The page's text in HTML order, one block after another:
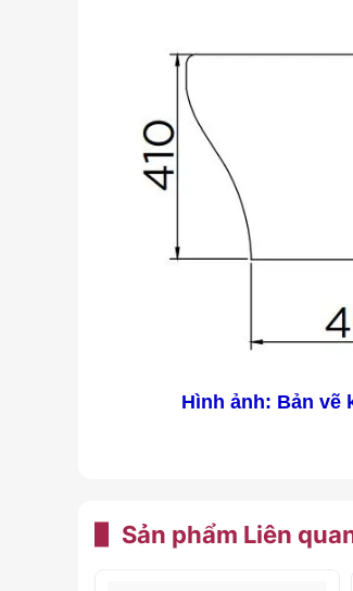
Hình ảnh: Bản vẽ
Sản phẩm Liên